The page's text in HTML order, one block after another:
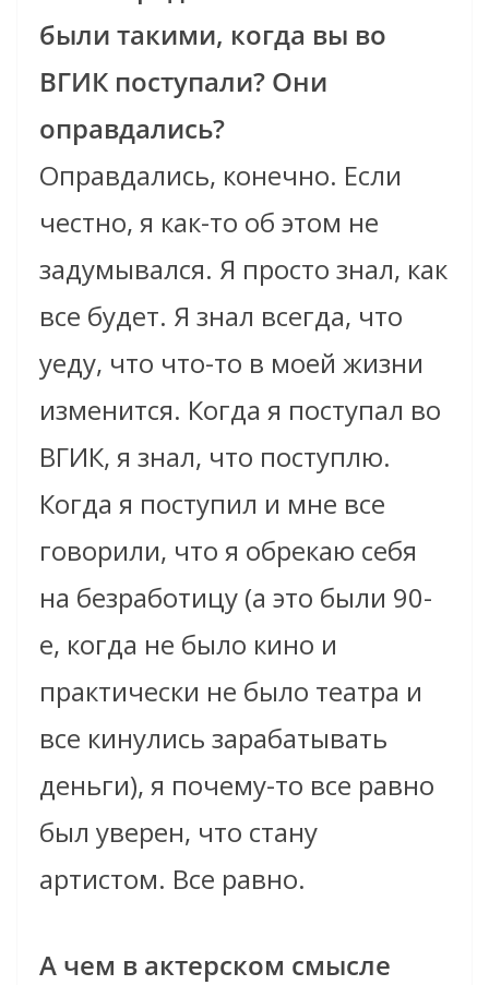
были такими, когда вы во
ВГИК поступали? Они
оправдались?
Оправдались, конечно. Если
честно, я как-то об этом не
задумывался. Я просто знал, как
все будет. Я знал всегда, что
уеду, что что-то в моей жизни
изменится. Когда я поступал во
ВГИК, я знал, что поступлю.
Когда я поступил и мне все
говорили, что я обрекаю себя
на безработицу (а это были 90-
е, когда не было кино и
практически не было театра и
все кинулись зарабатывать
деньги), я почему-то все равно
был уверен, что стану
артистом. Все равно.
А чем в актерском смысле